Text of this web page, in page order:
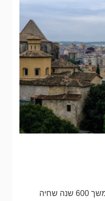
בגירונה היתה קהילה יהודית במשך 600 שנה שחיה